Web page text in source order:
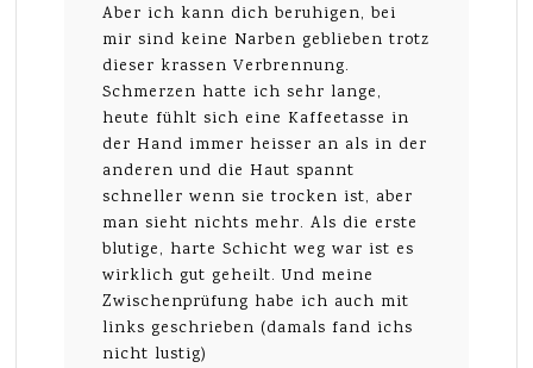
Aber ich kann dich beruhigen, bei
mir sind keine Narben geblieben trotz
dieser krassen Verbrennung.
Schmerzen hatte ich sehr lange,
heute fühlt sich eine Kaffeetasse in
der Hand immer heisser an als in der
anderen und die Haut spannt
schneller wenn sie trocken ist, aber
man sieht nichts mehr. Als die erste
blutige, harte Schicht weg war ist es
wirklich gut geheilt. Und meine
Zwischenprüfung habe ich auch mit
links geschrieben (damals fand ichs
nicht lustig)